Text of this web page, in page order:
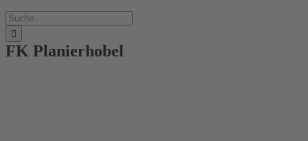
Suche
nach:
FK Planierhobel